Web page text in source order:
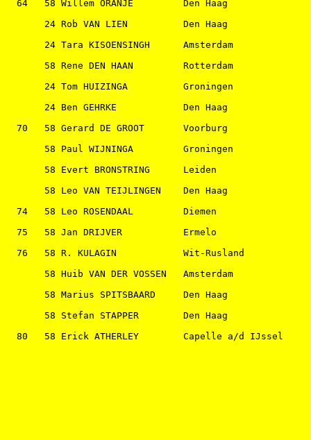
64   58 Willem ORANJE         Den Haag
24 Rob VAN LIEN          Den Haag
24 Tara KISOENSINGH      Amsterdam
58 Rene DEN HAAN         Rotterdam
24 Tom HUIZINGA          Groningen
24 Ben GEHRKE            Den Haag
70   58 Gerard DE GROOT       Voorburg
58 Paul WIJNINGA         Groningen
58 Evert BRONSTRING      Leiden
58 Leo VAN TEIJLINGEN    Den Haag
74   58 Leo ROSENDAAL         Diemen
75   58 Jan DRIJVER           Ermelo
76   58 R. KULAGIN            Wit-Rusland
58 Huib VAN DER VOSSEN   Amsterdam
58 Marius SPITSBAARD     Den Haag
58 Stefan STAPPER        Den Haag
80   58 Erick ATHERLEY        Capelle a/d IJssel